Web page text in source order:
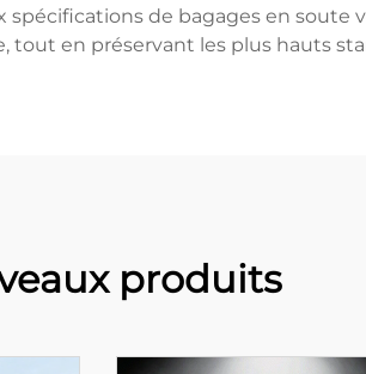
de bagages en soute
en préservant les plus hauts
produits